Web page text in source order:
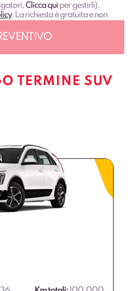
Clicca quiper gestirli).
. La richiesta è gratuita e non
TERMINE SUV